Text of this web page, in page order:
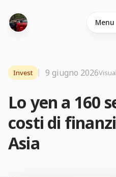
Menu
Lo yen a 160
costi di
Asia
Invest 9 giugno 2026